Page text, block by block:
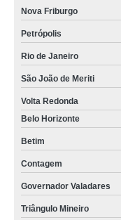
Nova Friburgo
Petrópolis
Rio de Janeiro
São João de Meriti
Volta Redonda
Belo Horizonte
Betim
Contagem
Governador Valadares
Triângulo Mineiro